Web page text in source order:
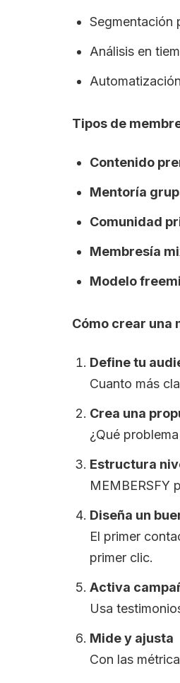
Segmentación
Análisis en
Tipos de
Contenido
Mentoría
Comunidad
Membresía
Modelo
Cómo crear una
Define tu
Cuanto más
Crea una
¿Qué
Estructura
MEMBERSFY
Diseña un
El primer
primer clic.
Activa
Usa
Mide y ajusta
Con las